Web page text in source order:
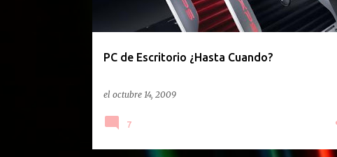
PC de Escritorio ¿Hasta Cuando?
el octubre 14, 2009
7